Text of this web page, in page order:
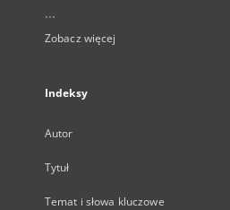
...
Zobacz więcej
Indeksy
Autor
Tytuł
Temat i słowa kluczowe